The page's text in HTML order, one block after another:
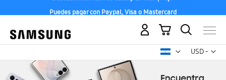
Puedes pagar con Paypal, Visa o Mastercard
USD -
dólar
Mi carrito